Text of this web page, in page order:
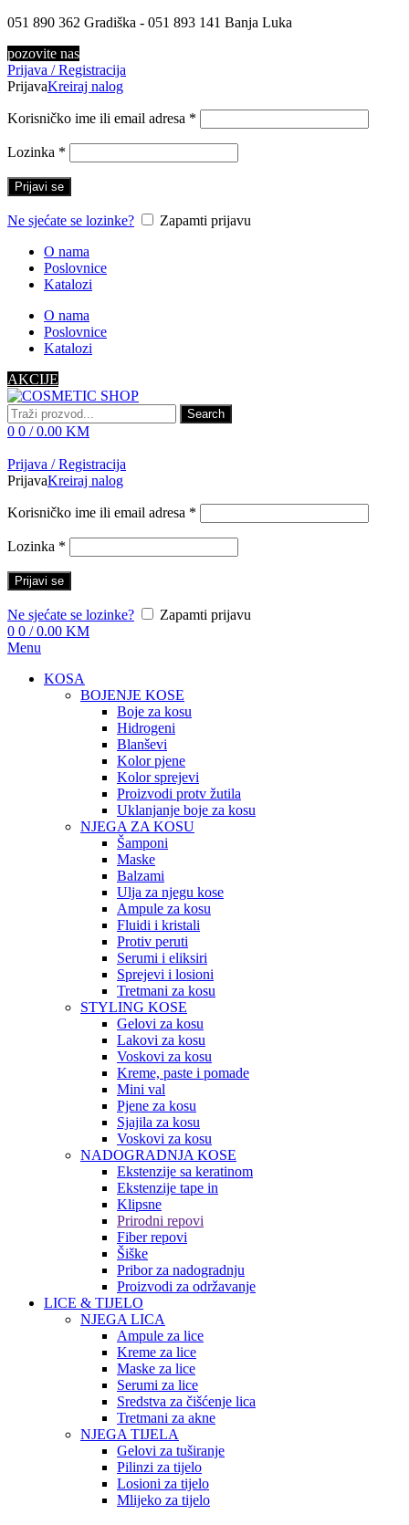
051 890 362 Gradiška - 051 893 141 Banja Luka
pozovite nas
Prijava / Registracija
PrijavaKreiraj nalog
Korisničko ime ili email adresa *
Lozinka *
Prijavi se
Ne sjećate se lozinke?
Zapamti prijavu
O nama
Poslovnice
Katalozi
O nama
Poslovnice
Katalozi
AKCIJE
Search
0 0 / 0.00 KM
Prijava / Registracija
PrijavaKreiraj nalog
Korisničko ime ili email adresa *
Lozinka *
Prijavi se
Ne sjećate se lozinke?
Zapamti prijavu
0 0 / 0.00 KM
Menu
KOSA
BOJENJE KOSE
Boje za kosu
Hidrogeni
Blanševi
Kolor pjene
Kolor sprejevi
Proizvodi protv žutila
Uklanjanje boje za kosu
NJEGA ZA KOSU
Šamponi
Maske
Balzami
Ulja za njegu kose
Ampule za kosu
Fluidi i kristali
Protiv peruti
Serumi i eliksiri
Sprejevi i losioni
Tretmani za kosu
STYLING KOSE
Gelovi za kosu
Lakovi za kosu
Voskovi za kosu
Kreme, paste i pomade
Mini val
Pjene za kosu
Sjajila za kosu
Voskovi za kosu
NADOGRADNJA KOSE
Ekstenzije sa keratinom
Ekstenzije tape in
Klipsne
Prirodni repovi
Fiber repovi
Šiške
Pribor za nadogradnju
Proizvodi za održavanje
LICE & TIJELO
NJEGA LICA
Ampule za lice
Kreme za lice
Maske za lice
Serumi za lice
Sredstva za čišćenje lica
Tretmani za akne
NJEGA TIJELA
Gelovi za tuširanje
Pilinzi za tijelo
Losioni za tijelo
Mlijeko za tijelo